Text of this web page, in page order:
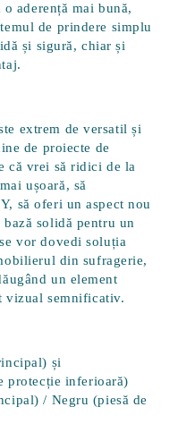
aderență mai bună,
de prindere simplu
și sigură, chiar și
extrem de versatil și
de proiecte de
că vrei să ridici de la
ușoară, să
să oferi un aspect nou
solidă pentru un
vor dovedi soluția
din sufragerie,
un element
vizual semnificativ.
și
protecție inferioară)
/ Negru (piesă de